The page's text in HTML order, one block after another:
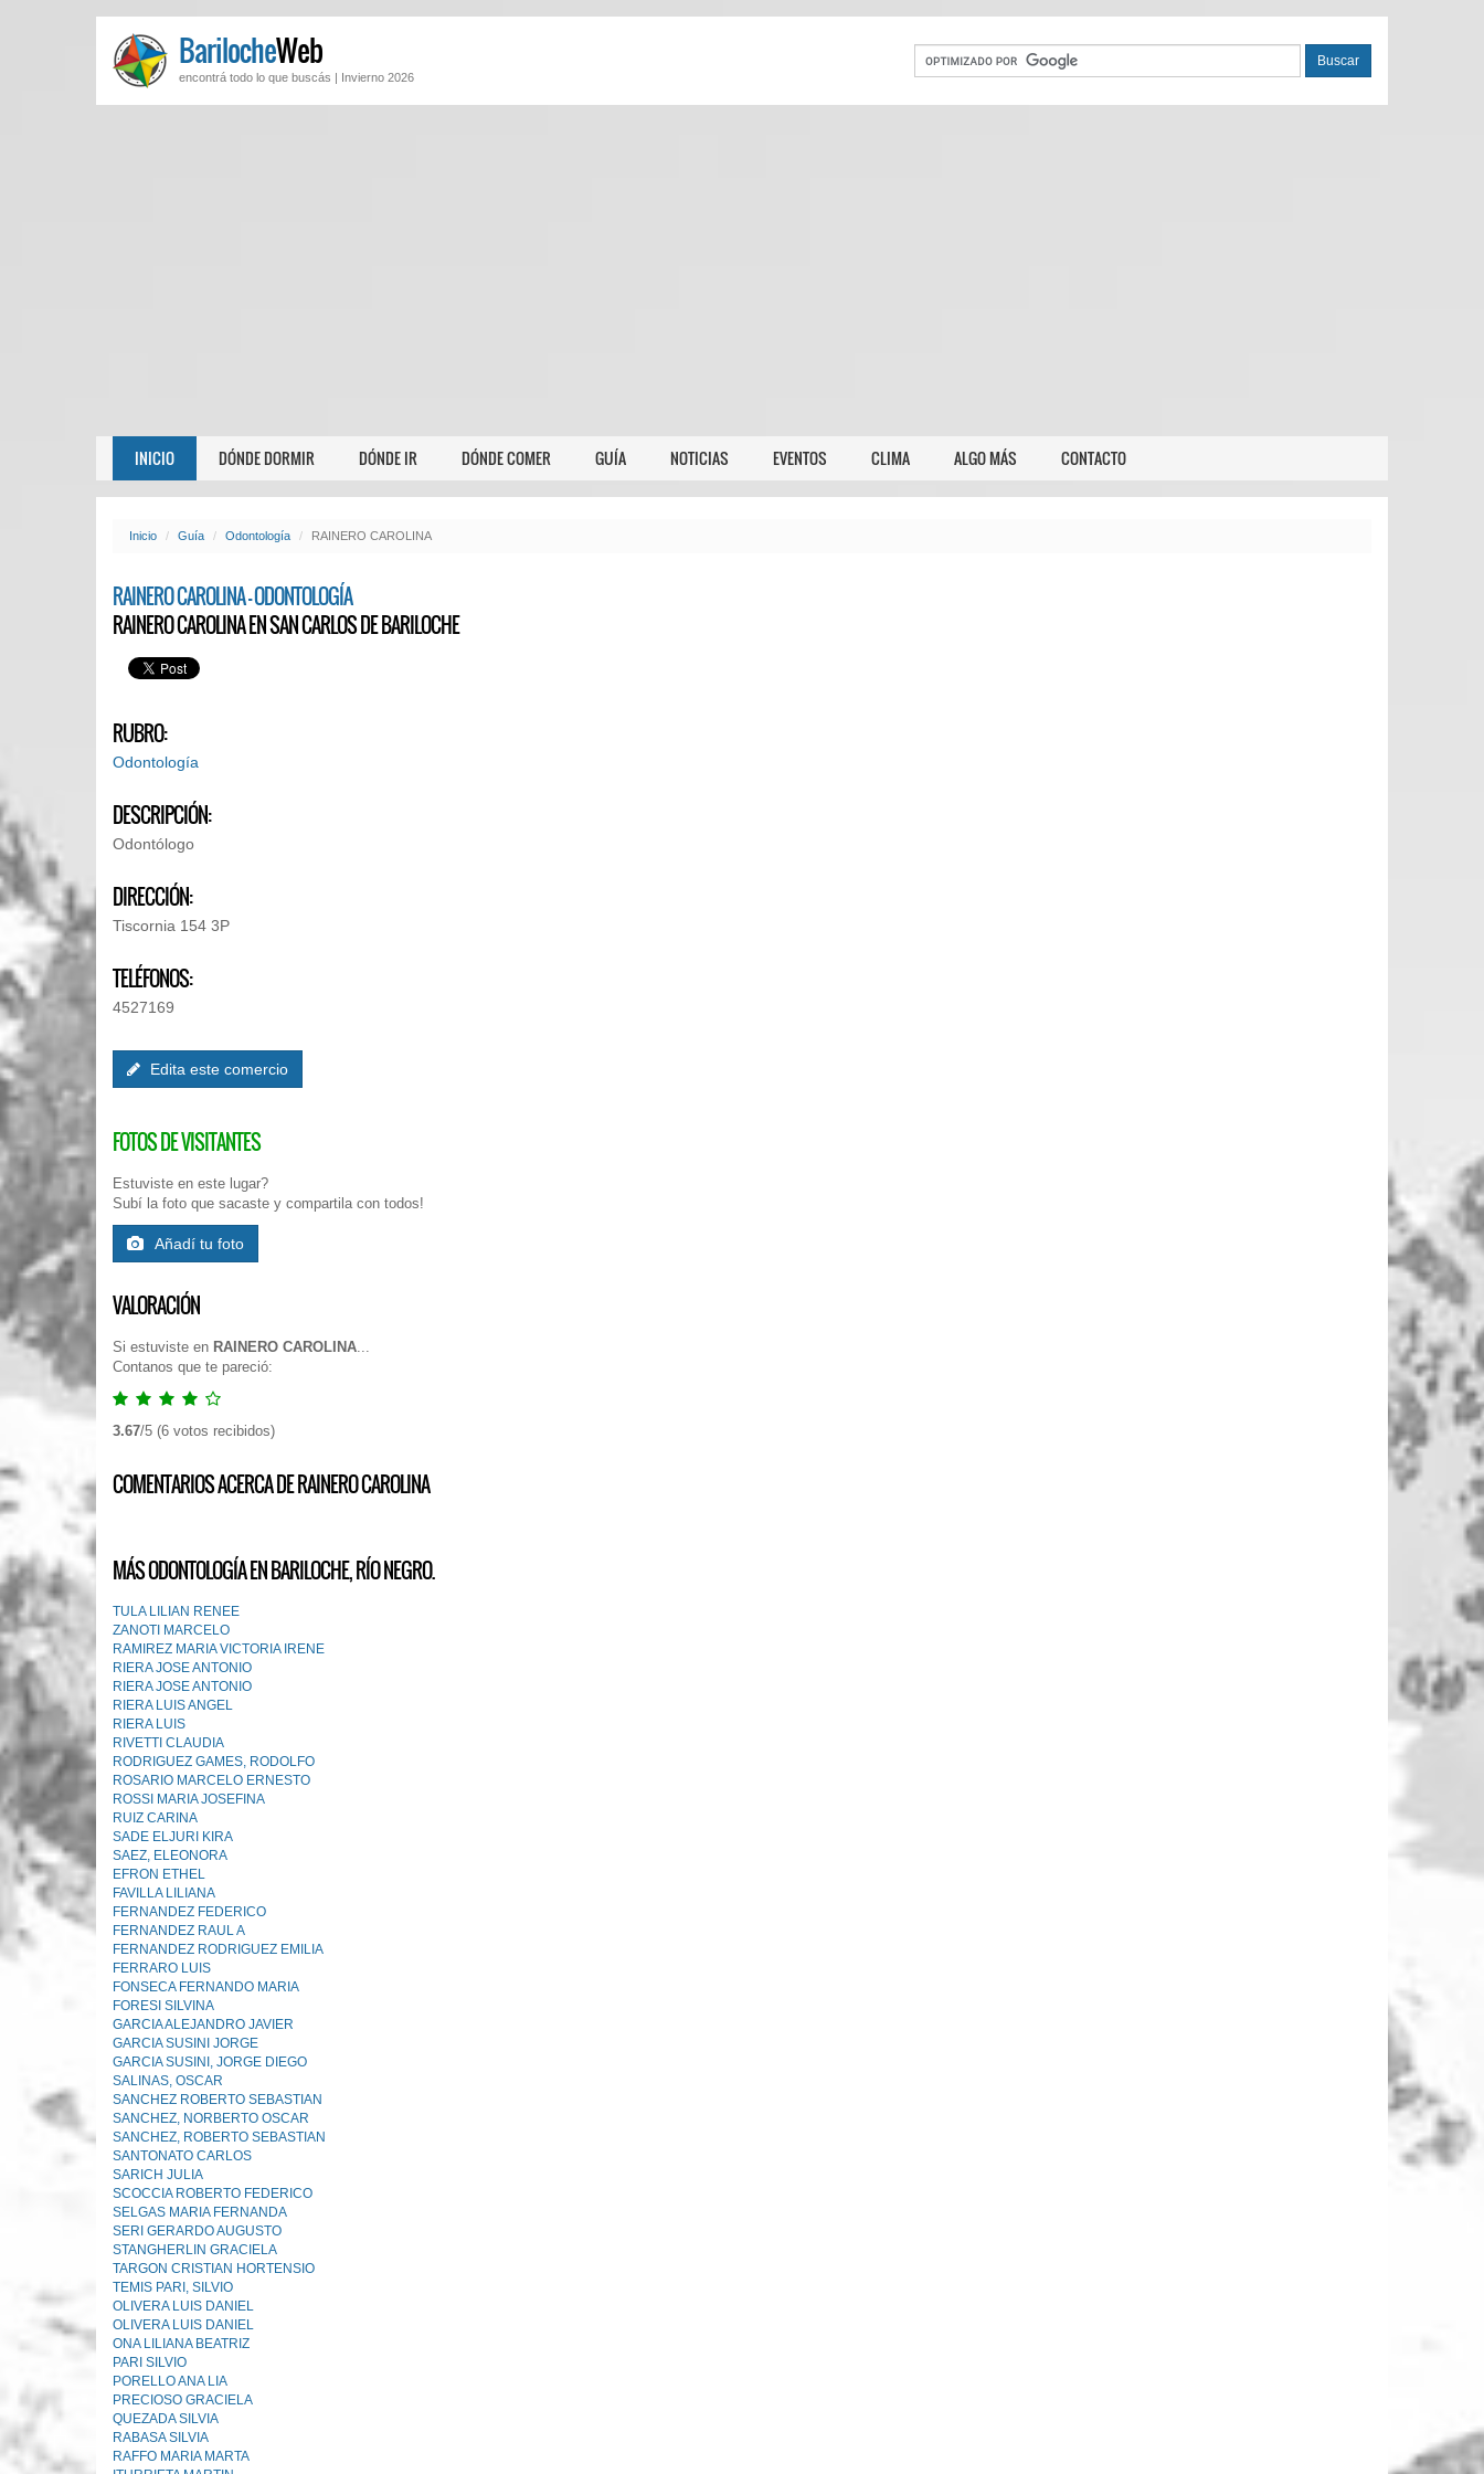
BarilocheWeb
encontrá todo lo que buscás | Invierno 2026
INICIO DÓNDE DORMIR DÓNDE IR DÓNDE COMER GUÍA NOTICIAS EVENTOS CLIMA ALGO MÁS CONTACTO
Inicio Guía Odontología RAINERO CAROLINA
RAINERO CAROLINA - ODONTOLOGÍA
RAINERO CAROLINA EN SAN CARLOS DE BARILOCHE
RUBRO:
Odontología
DESCRIPCIÓN:
Odontólogo
DIRECCIÓN:
Tiscornia 154 3P
TELÉFONOS:
4527169
Edita este comercio
FOTOS DE VISITANTES
Estuviste en este lugar?
Subí la foto que sacaste y compartila con todos!
Añadí tu foto
VALORACIÓN
Si estuviste en RAINERO CAROLINA...
Contanos que te pareció:
3.67/5 (6 votos recibidos)
COMENTARIOS ACERCA DE RAINERO CAROLINA
MÁS ODONTOLOGÍA EN BARILOCHE, RÍO NEGRO.
TULA LILIAN RENEE
ZANOTI MARCELO
RAMIREZ MARIA VICTORIA IRENE
RIERA JOSE ANTONIO
RIERA JOSE ANTONIO
RIERA LUIS ANGEL
RIERA LUIS
RIVETTI CLAUDIA
RODRIGUEZ GAMES, RODOLFO
ROSARIO MARCELO ERNESTO
ROSSI MARIA JOSEFINA
RUIZ CARINA
SADE ELJURI KIRA
SAEZ, ELEONORA
EFRON ETHEL
FAVILLA LILIANA
FERNANDEZ FEDERICO
FERNANDEZ RAUL A
FERNANDEZ RODRIGUEZ EMILIA
FERRARO LUIS
FONSECA FERNANDO MARIA
FORESI SILVINA
GARCIA ALEJANDRO JAVIER
GARCIA SUSINI JORGE
GARCIA SUSINI, JORGE DIEGO
SALINAS, OSCAR
SANCHEZ ROBERTO SEBASTIAN
SANCHEZ, NORBERTO OSCAR
SANCHEZ, ROBERTO SEBASTIAN
SANTONATO CARLOS
SARICH JULIA
SCOCCIA ROBERTO FEDERICO
SELGAS MARIA FERNANDA
SERI GERARDO AUGUSTO
STANGHERLIN GRACIELA
TARGON CRISTIAN HORTENSIO
TEMIS PARI, SILVIO
OLIVERA LUIS DANIEL
OLIVERA LUIS DANIEL
ONA LILIANA BEATRIZ
PARI SILVIO
PORELLO ANA LIA
PRECIOSO GRACIELA
QUEZADA SILVIA
RABASA SILVIA
RAFFO MARIA MARTA